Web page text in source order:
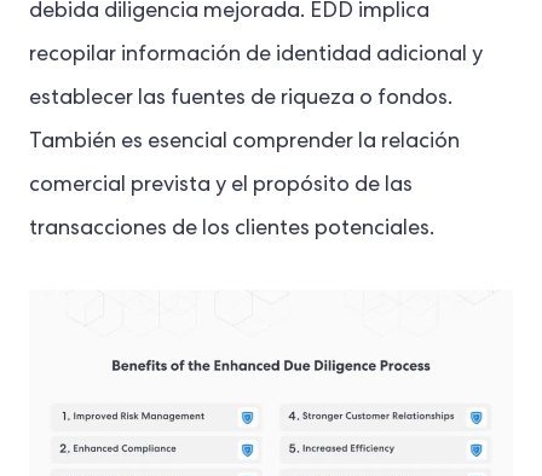
debida diligencia mejorada. EDD implica
recopilar información de identidad adicional y
establecer las fuentes de riqueza o fondos.
También es esencial comprender la relación
comercial prevista y el propósito de las
transacciones de los clientes potenciales.